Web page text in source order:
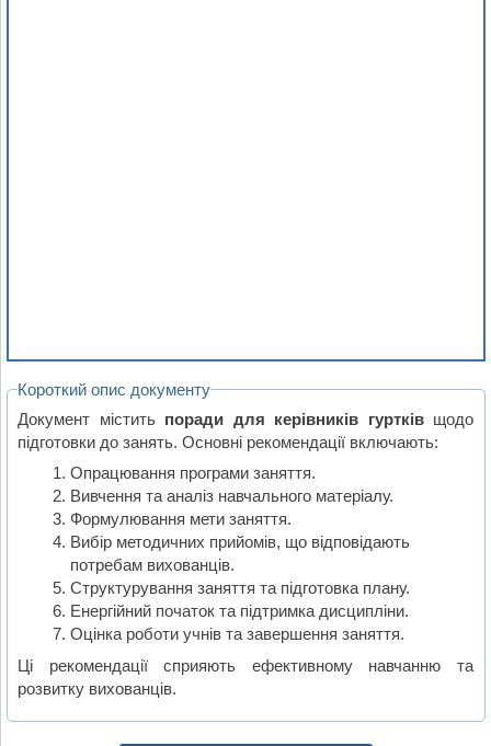
Короткий опис документу
Документ містить поради для керівників гуртків щодо
підготовки до занять. Основні рекомендації включають:
Опрацювання програми заняття.
Вивчення та аналіз навчального матеріалу.
Формулювання мети заняття.
Вибір методичних прийомів, що відповідають
потребам вихованців.
Структурування заняття та підготовка плану.
Енергійний початок та підтримка дисципліни.
Оцінка роботи учнів та завершення заняття.
Ці рекомендації сприяють ефективному навчанню та
розвитку вихованців.